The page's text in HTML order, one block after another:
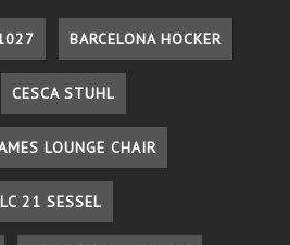
BARCELONA HOCKER
CESCA STUHL
LOUNGE CHAIR
LC 21 SESSEL